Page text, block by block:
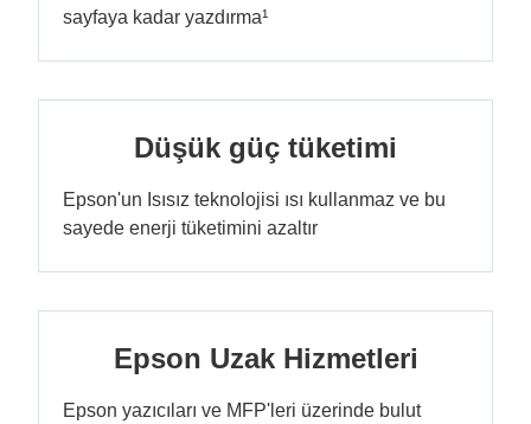
sayfaya kadar yazdırma¹
Düşük güç tüketimi
Epson'un Isısız teknolojisi ısı kullanmaz ve bu
sayede enerji tüketimini azaltır
Epson Uzak Hizmetleri
Epson yazıcıları ve MFP'leri üzerinde bulut